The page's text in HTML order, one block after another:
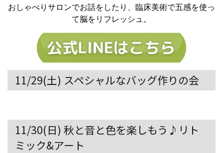
おしゃべりサロンでお話をしたり、臨床美術で五感を使っ
て脳をリフレッシュ。
11/29(土) スペシャルなバッグ作りの会
11/30(日) 秋と音と色を楽しもう♪リト
ミック&アート